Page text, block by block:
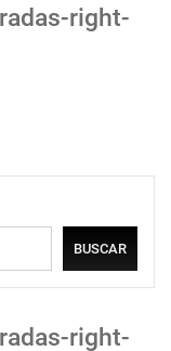
right-
BUSCAR
right-